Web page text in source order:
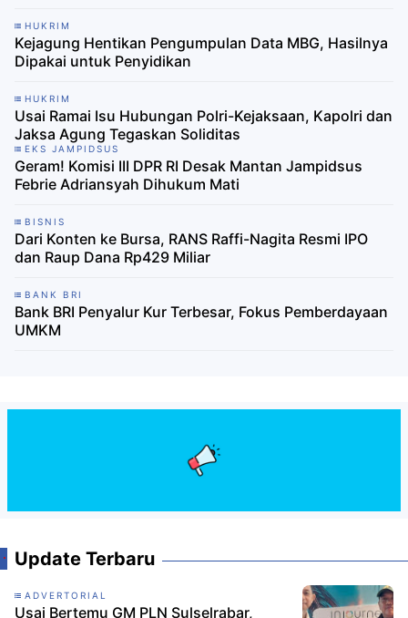
HUKRIM
Kejagung Hentikan Pengumpulan Data MBG, Hasilnya
Dipakai untuk Penyidikan
HUKRIM
Usai Ramai Isu Hubungan Polri-Kejaksaan, Kapolri dan
Jaksa Agung Tegaskan Soliditas
EKS JAMPIDSUS
Geram! Komisi III DPR RI Desak Mantan Jampidsus
Febrie Adriansyah Dihukum Mati
BISNIS
Dari Konten ke Bursa, RANS Raffi-Nagita Resmi IPO
dan Raup Dana Rp429 Miliar
BANK BRI
Bank BRI Penyalur Kur Terbesar, Fokus Pemberdayaan
UMKM
Update Terbaru
ADVERTORIAL
Usai Bertemu GM PLN Sulselrabar,